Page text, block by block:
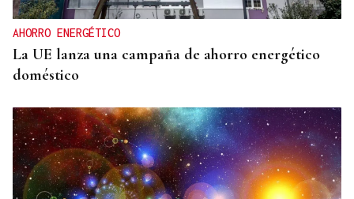
AHORRO ENERGÉTICO
La UE lanza una campaña de ahorro energético
doméstico